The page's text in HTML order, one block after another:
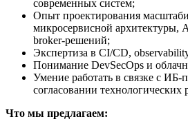
современных систем;
Опыт проектирования
микросервисной архитектуры,
broker-решений;
Экспертиза в CI/CD,
Понимание DevSecOps и
Умение работать в связке с ИБ-
согласовании технологических
Что мы предлагаем: